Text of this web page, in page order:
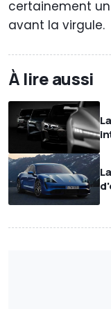
certainement
avant la virgule.
À lire aussi